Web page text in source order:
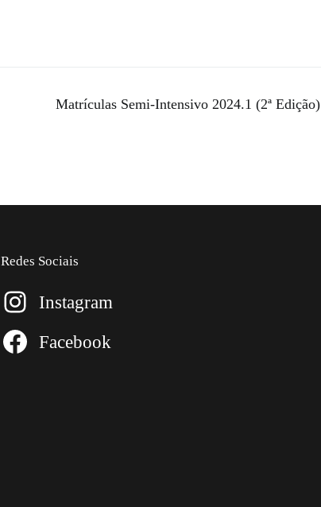
Matrículas Semi-Intensivo 2024.1 (2ª Edição)
Redes Sociais
Instagram
Facebook